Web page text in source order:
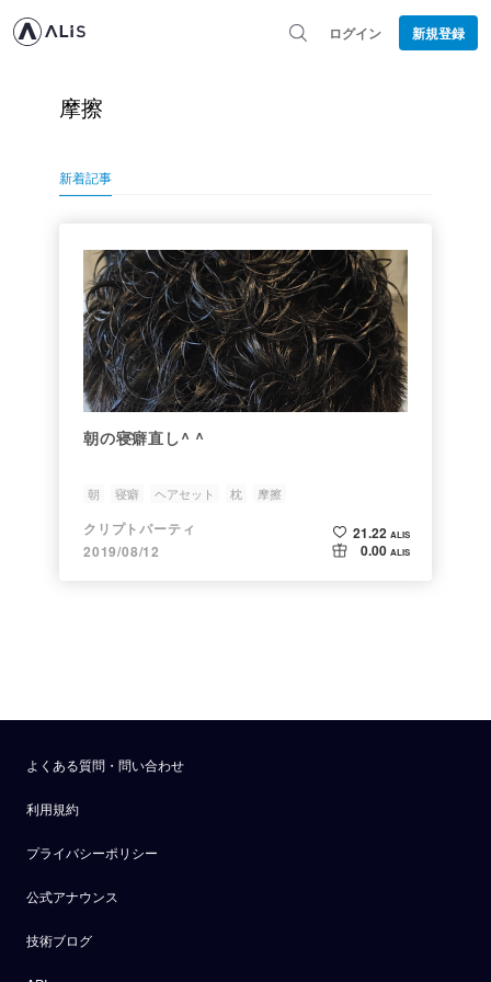
ログイン 新規登録
摩擦
新着記事
朝の寝癖直し^ ^
朝 寝癖 ヘアセット 枕 摩擦
クリプトパーティ
2019/08/12
21.22 ALIS
0.00 ALIS
よくある質問・問い合わせ
利用規約
プライバシーポリシー
公式アナウンス
技術ブログ